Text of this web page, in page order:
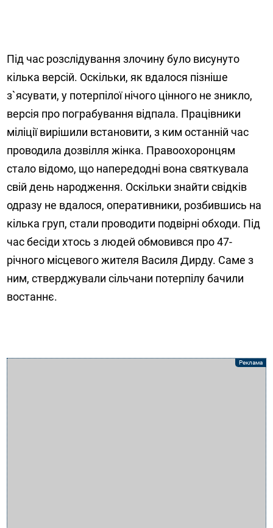
Під час розслідування злочину було висунуто
кілька версій. Оскільки, як вдалося пізніше
з`ясувати, у потерпілої нічого цінного не зникло,
версія про пограбування відпала. Працівники
міліції вирішили встановити, з ким останній час
проводила дозвілля жінка. Правоохоронцям
стало відомо, що напередодні вона святкувала
свій день народження. Оскільки знайти свідків
одразу не вдалося, оперативники, розбившись на
кілька груп, стали проводити подвірні обходи. Під
час бесіди хтось з людей обмовився про 47-
річного місцевого жителя Василя Дирду. Саме з
ним, стверджували сільчани потерпілу бачили
востаннє.